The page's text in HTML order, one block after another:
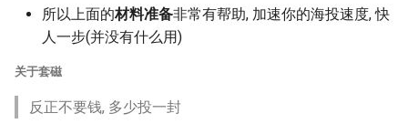
所以上面的材料准备非常有帮助, 加速你的海投速度, 快
人一步(并没有什么用)
关于套磁
反正不要钱, 多少投一封